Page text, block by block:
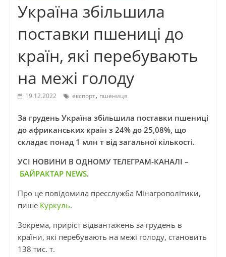
Україна збільшила
поставки пшениці до
країн, які перебувають
на межі голоду
19.12.2022 експорт, пшениця
За грудень Україна збільшила поставки пшениці
до африканських країн з 24% до 25,08%, що
складає понад 1 млн т від загальної кількості.
УСІ НОВИНИ В ОДНОМУ ТЕЛЕГРАМ-КАНАЛІ –
БАЙРАКТАР NEWS.
Про це повідомила пресслужба Мінагрополітики,
пише Куркуль.
Зокрема, приріст відвантажень за грудень в
країни, які перебувають на межі голоду, становить
138 тис. т.